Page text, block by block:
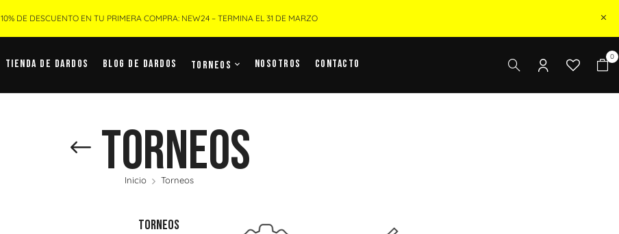
10% DE DESCUENTO EN TU PRIMERA COMPRA: NEW24 – TERMINA EL 31 DE MARZO
Tienda De Dardos Blog De Dardos Torneos Nosotros Contacto
0
Torneos
Inicio Torneos
TORNEOS